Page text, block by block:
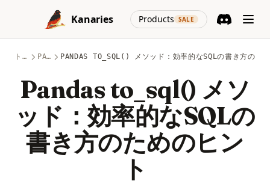
Skip to content
Kanaries
Products SALE
(opens in a
トピック PANDAS PANDAS TO_SQL() メソッド：効率的なSQLの書き方のた
Pandas to_sql() メソ
ッド：効率的なSQLの
書き方のためのヒン
ト